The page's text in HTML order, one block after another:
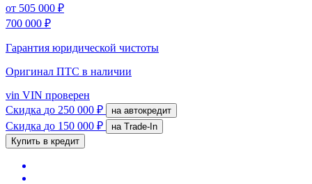
от 505 000 ₽
700 000 ₽
Гарантия юридической чистоты
Оригинал ПТС в наличии
vin VIN проверен
Скидка до 250 000 ₽ на автокредит
Скидка до 150 000 ₽
на Trade-In
Купить в кредит